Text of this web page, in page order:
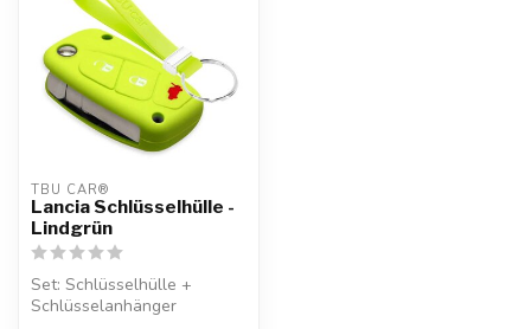
TBU CAR®
Lancia Schlüsselhülle -
Lindgrün
Set: Schlüsselhülle +
Schlüsselanhänger